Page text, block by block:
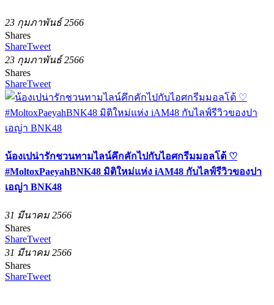
23 กุมภาพันธ์ 2566
Shares
ShareTweet
23 กุมภาพันธ์ 2566
Shares
ShareTweet
น้องเปน่ารักชวนทามไลน์คึกคักไปกับไอศกรีมมอลโต้ ♡
#MoltoxPaeyahBNK48 มิติใหม่แห่ง iAM48 กับไลฟ์รีวิวของปา
เอญ่า BNK48
31 มีนาคม 2566
Shares
ShareTweet
31 มีนาคม 2566
Shares
ShareTweet